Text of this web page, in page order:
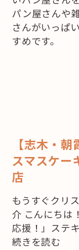
パン屋さんや
さんがいっぱ
すめです。
【志木・
スマスケー
店
もうすぐクリ
介 こんにちは
応援！」ステ
“【志
続きを読む